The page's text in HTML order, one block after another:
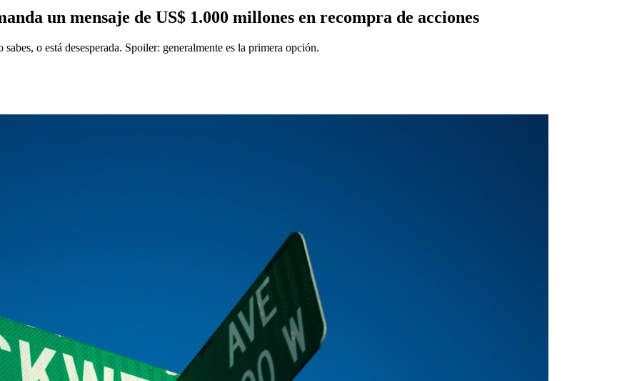
un mensaje de US$ 1.000 millones en recompra de acciones
o está desesperada. Spoiler: generalmente es la primera opción.